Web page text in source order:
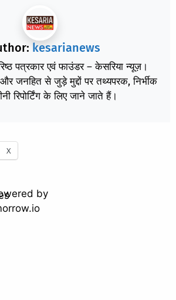
kesarianews
पत्रकार एवं फाउंडर – केसरिया न्यूज़।
जनहित से जुड़े मुद्दों पर तथ्यपरक, निर्भीक
रिपोर्टिंग के लिए जाने जाते हैं।
X